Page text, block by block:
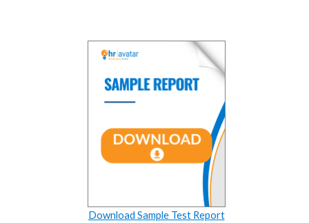
Download Sample Test Report